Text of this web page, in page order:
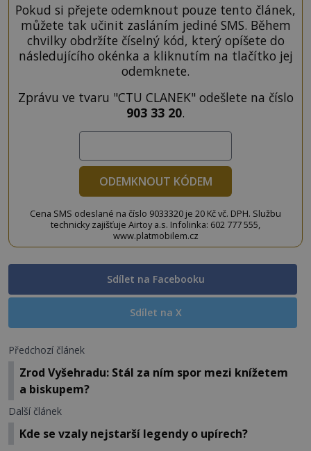
Pokud si přejete odemknout pouze tento článek,
můžete tak učinit zasláním jediné SMS. Během
chvilky obdržíte číselný kód, který opíšete do
následujícího okénka a kliknutím na tlačítko jej
odemknete.
Zprávu ve tvaru "CTU CLANEK" odešlete na číslo
903 33 20.
ODEMKNOUT KÓDEM
Cena SMS odeslané na číslo 9033320 je 20 Kč vč. DPH. Službu
technicky zajišťuje Airtoy a.s. Infolinka: 602 777 555,
www.platmobilem.cz
Sdílet na Facebooku
Sdílet na X
Předchozí článek
Zrod Vyšehradu: Stál za ním spor mezi knížetem
a biskupem?
Další článek
Kde se vzaly nejstarší legendy o upírech?